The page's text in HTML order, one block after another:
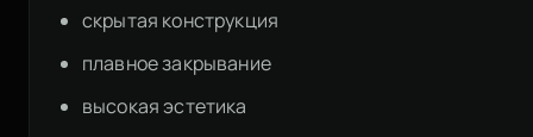
скрытая конструкция
плавное закрывание
высокая эстетика